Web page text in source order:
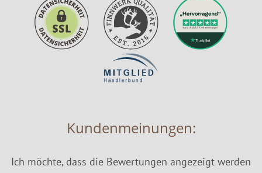
Kundenmeinungen:
Ich möchte, dass die Bewertungen angezeigt werden